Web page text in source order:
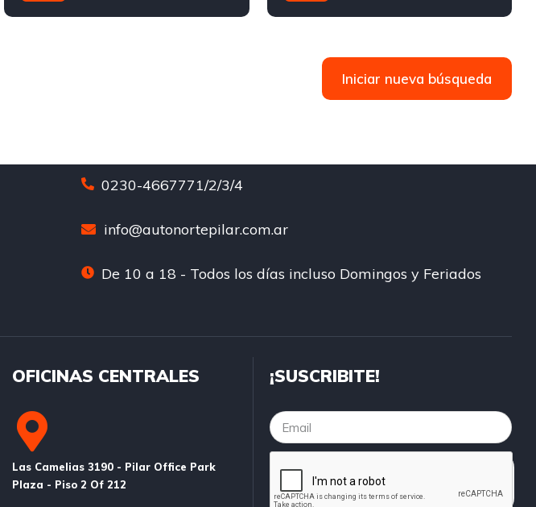
Iniciar nueva búsqueda
0230-4667771/2/3/4
info@autonortepilar.com.ar
De 10 a 18 - Todos los días incluso Domingos y Feriados
OFICINAS CENTRALES
Las Camelias 3190 - Pilar Office Park
Plaza - Piso 2 Of 212
¡SUSCRIBITE!